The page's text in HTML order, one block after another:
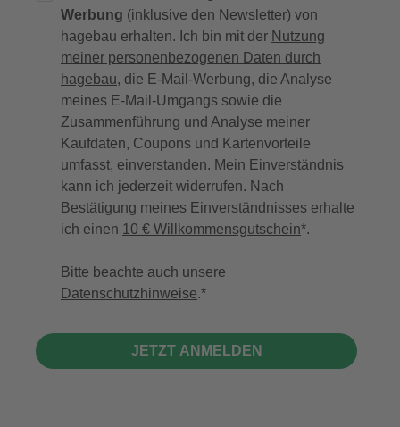
Werbung (inklusive den Newsletter) von
hagebau erhalten. Ich bin mit der Nutzung
meiner personenbezogenen Daten durch
hagebau, die E-Mail-Werbung, die Analyse
meines E-Mail-Umgangs sowie die
Zusammenführung und Analyse meiner
Kaufdaten, Coupons und Kartenvorteile
umfasst, einverstanden. Mein Einverständnis
kann ich jederzeit widerrufen. Nach
Bestätigung meines Einverständnisses erhalte
ich einen 10 € Willkommensgutschein*.
Bitte beachte auch unsere
Datenschutzhinweise.
JETZT ANMELDEN